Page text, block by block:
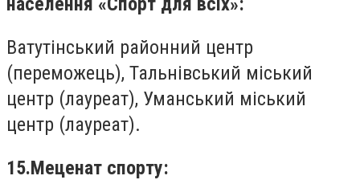
Ватутінський районний центр
(переможець), Тальнівський міський
центр (лауреат), Уманський міський
центр (лауреат).
15.Меценат спорту: